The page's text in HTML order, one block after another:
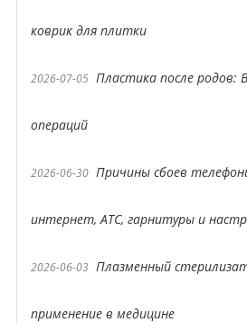
коврик для плитки
2026-07-05 Пластика после родов:
операций
2026-06-30 Причины сбоев
интернет, АТС, гарнитуры и
2026-06-03 Плазменный
применение в медицине